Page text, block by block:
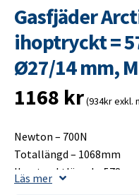
Gasfjäder
ihoptryckt =
Ø27/14 mm,
1168 kr(934kr exkl.
Newton – 700N
Totallängd – 1068mm
Ihoptrycktlängd – 578mm
Läs mer